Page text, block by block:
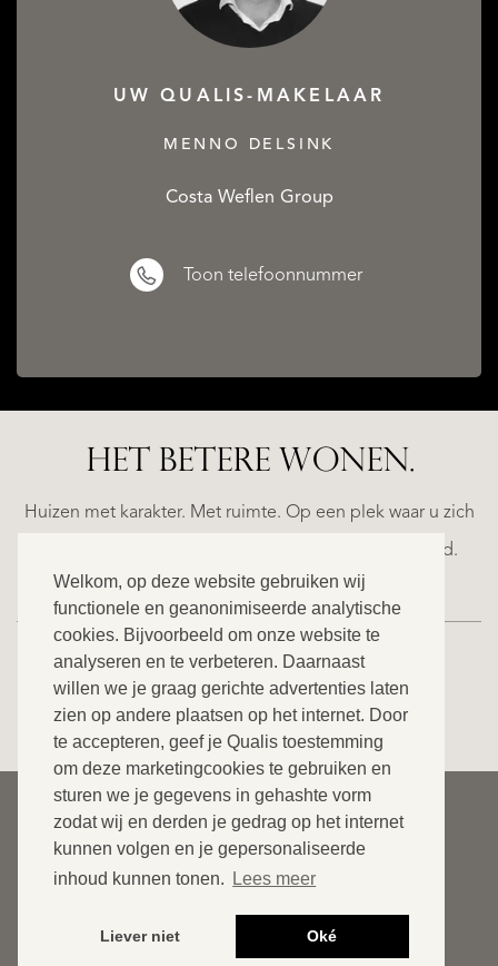
Welkom, op deze website gebruiken wij
functionele en geanonimiseerde analytische
cookies. Bijvoorbeeld om onze website te
analyseren en te verbeteren. Daarnaast
willen we je graag gerichte advertenties laten
zien op andere plaatsen op het internet. Door
te accepteren, geef je Qualis toestemming
om deze marketingcookies te gebruiken en
sturen we je gegevens in gehashte vorm
zodat wij en derden je gedrag op het internet
kunnen volgen en je gepersonaliseerde
inhoud kunnen tonen.
Lees meer
Liever niet Oké
UW QUALIS-MAKELAAR
MENNO DELSINK
Costa Weflen Group
Toon telefoonnummer
HET BETERE WONEN.
Huizen met karakter. Met ruimte. Op een plek waar u zich
helemaal thuis voelt. Ontdek ons exclusieve aanbod.
ALICANTE
RUAYA
BEKIJK ONS VOLLEDIGE AANBOD
© 2026 Qualis International Realty
Disclaimer
Cookies